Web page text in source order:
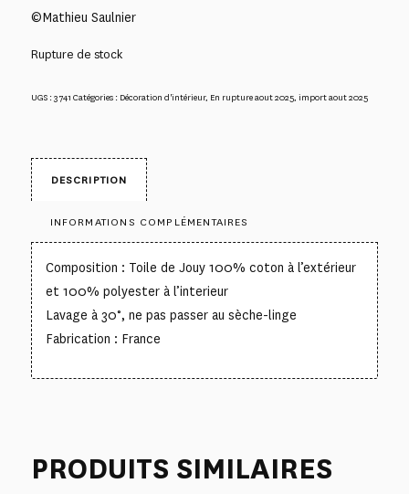
©Mathieu Saulnier
Rupture de stock
UGS :3741 Catégories : Décoration d'intérieur, En rupture aout 2025, import aout 2025
DESCRIPTION
INFORMATIONS COMPLÉMENTAIRES
Composition : Toile de Jouy 100% coton à l’extérieur
et 100% polyester à l’interieur
Lavage à 30°, ne pas passer au sèche-linge
Fabrication : France
PRODUITS SIMILAIRES